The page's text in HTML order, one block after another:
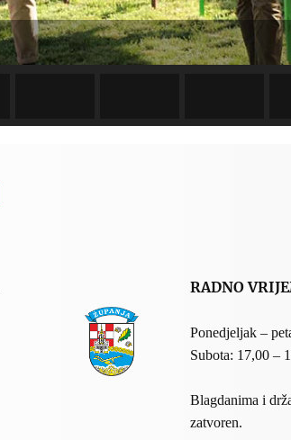
RADNO
Ponedjeljak –
Subota: 17,00 –
Blagdanima i
zatvoren.